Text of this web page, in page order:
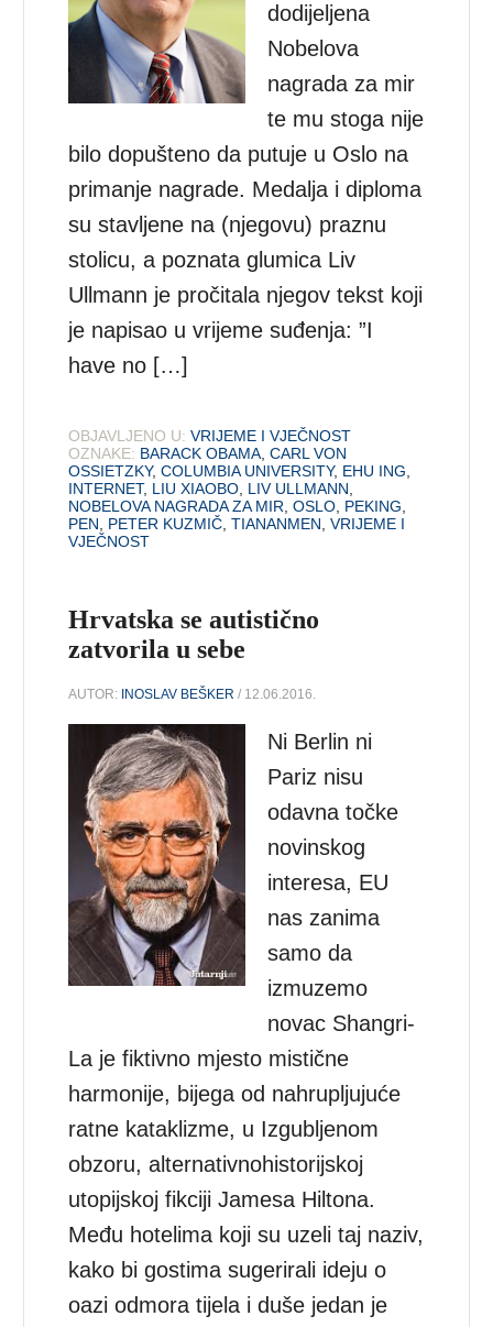
dodijeljena
Nobelova
nagrada za mir
te mu stoga nije
bilo dopušteno da putuje u Oslo na
primanje nagrade. Medalja i diploma
su stavljene na (njegovu) praznu
stolicu, a poznata glumica Liv
Ullmann je pročitala njegov tekst koji
je napisao u vrijeme suđenja: ”I
have no […]
OBJAVLJENO U: VRIJEME I VJEČNOST
OZNAKE: BARACK OBAMA,CARL VON
OSSIETZKY,COLUMBIA UNIVERSITY, EHU ING,
INTERNET, LIU XIAOBO, LIV ULLMANN,
NOBELOVA NAGRADA ZA MIR,OSLO, PEKING,
PEN, PETER KUZMIČ,TIANANMEN,VRIJEME I
VJEČNOST
Hrvatska se autistično
zatvorila u sebe
AUTOR: INOSLAV BEŠKER / 12.06.2016.
Ni Berlin ni
Pariz nisu
odavna točke
novinskog
interesa, EU
nas zanima
samo da
izmuzemo
novac Shangri-
La je fiktivno mjesto mistične
harmonije, bijega od nahrupljujuće
ratne kataklizme, u Izgubljenom
obzoru, alternativnohistorijskoj
utopijskoj fikciji Jamesa Hiltona.
Među hotelima koji su uzeli taj naziv,
kako bi gostima sugerirali ideju o
oazi odmora tijela i duše jedan je